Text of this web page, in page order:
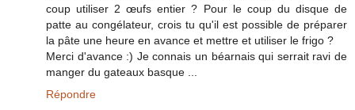
coup utiliser 2 œufs entier ? Pour le coup du disque de
patte au congélateur, crois tu qu'il est possible de préparer
la pâte une heure en avance et mettre et utiliser le frigo ?
Merci d'avance :) Je connais un béarnais qui serrait ravi de
manger du gateaux basque ...
Répondre